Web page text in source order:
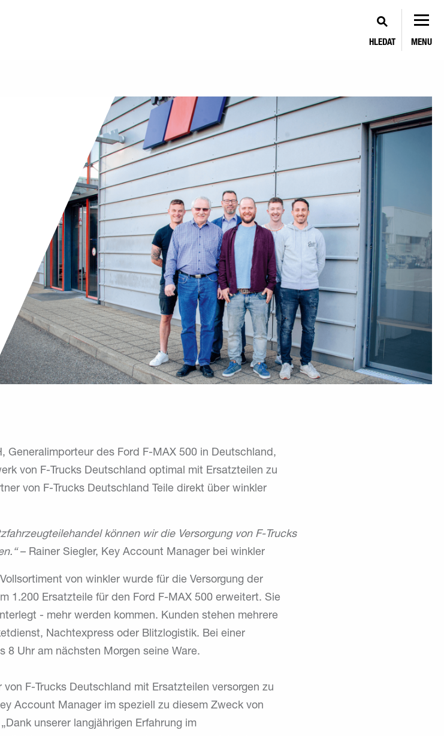
HLEDAT MENU
Generalimporteur des Ford F-MAX 500 in Deutschland,
von F-Trucks Deutschland optimal mit Ersatzteilen zu
von F-Trucks Deutschland Teile direkt über winkler
können wir die Versorgung von F-Trucks
– Rainer Siegler, Key Account Manager bei winkler
von winkler wurde für die Versorgung der
1.200 Ersatzteile für den Ford F-MAX 500 erweitert. Sie
- mehr werden kommen. Kunden stehen mehrere
Nachtexpress oder Blitzlogistik. Bei einer
8 Uhr am nächsten Morgen seine Ware.
F-Trucks Deutschland mit Ersatzteilen versorgen zu
Account Manager im speziell zu diesem Zweck von
unserer langjährigen Erfahrung im